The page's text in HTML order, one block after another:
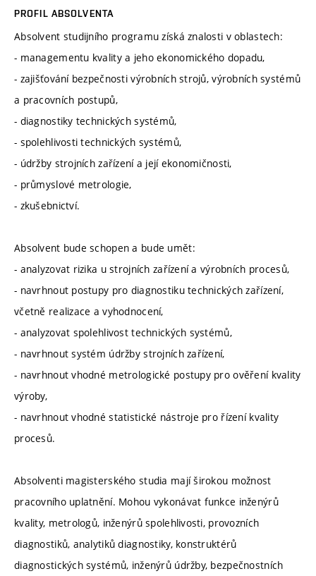
PROFIL ABSOLVENTA
Absolvent studijního programu získá znalosti v oblastech:
- managementu kvality a jeho ekonomického dopadu,
- zajišťování bezpečnosti výrobních strojů, výrobních systémů
a pracovních postupů,
- diagnostiky technických systémů,
- spolehlivosti technických systémů,
- údržby strojních zařízení a její ekonomičnosti,
- průmyslové metrologie,
- zkušebnictví.
Absolvent bude schopen a bude umět:
- analyzovat rizika u strojních zařízení a výrobních procesů,
- navrhnout postupy pro diagnostiku technických zařízení,
včetně realizace a vyhodnocení,
- analyzovat spolehlivost technických systémů,
- navrhnout systém údržby strojních zařízení,
- navrhnout vhodné metrologické postupy pro ověření kvality
výroby,
- navrhnout vhodné statistické nástroje pro řízení kvality
procesů.
Absolventi magisterského studia mají širokou možnost
pracovního uplatnění. Mohou vykonávat funkce inženýrů
kvality, metrologů, inženýrů spolehlivosti, provozních
diagnostiků, analytiků diagnostiky, konstruktérů
diagnostických systémů, inženýrů údržby, bezpečnostních